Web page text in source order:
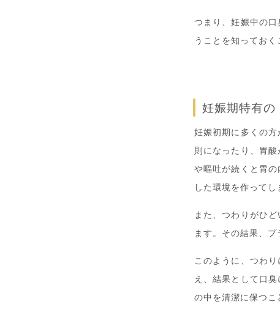
つまり、妊娠中の
うことを知っておく
妊娠期特有の
妊娠初期に多くの
則になったり、胃
や嘔吐が続くと胃
した環境を作ってし
また、つわりがひ
ます。その結果、
このように、つわ
え、結果として口
の中を清潔に保つこ